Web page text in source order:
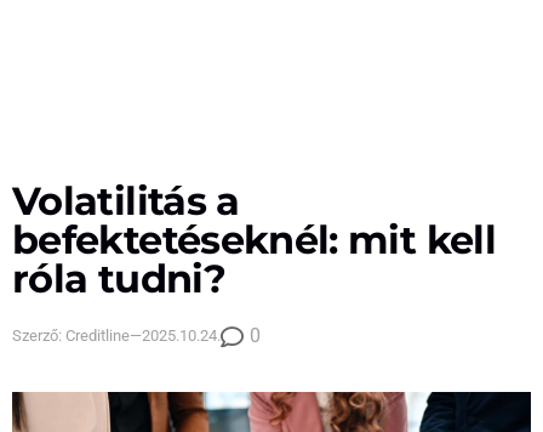
Volatilitás a
befektetéseknél: mit kell
róla tudni?
Szerző: Creditline—2025.10.24. 0